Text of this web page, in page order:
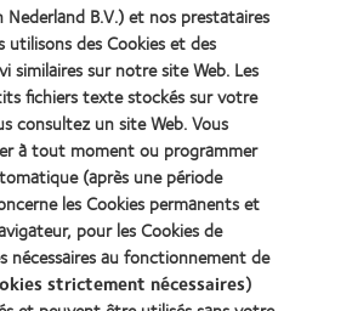
Learn
more
about
Contact
Lens
Product
of
the
Year
(2013)
Learn
more
about
2011
Best
Factory
Awards
Nederland B.V.) et nos prestataires
utilisons des Cookies et des
similaires sur notre site Web. Les
fichiers texte stockés sur votre
consultez un site Web. Vous
à tout moment ou programmer
(après une période
les Cookies permanents et
pour les Cookies de
nécessaires au fonctionnement de
strictement nécessaires)